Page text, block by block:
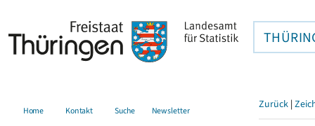
Home Kontakt Suche Newsletter Zurück |